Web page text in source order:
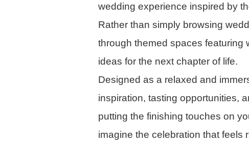
wedding experience inspired by
Rather than simply browsing
through themed spaces featuring
ideas for the next chapter of life.
Designed as a relaxed and
inspiration, tasting opportunities,
putting the finishing touches on
imagine the celebration that feels